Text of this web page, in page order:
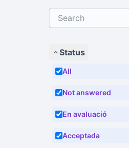
Status
All
Not answered
En avaluació
Acceptada